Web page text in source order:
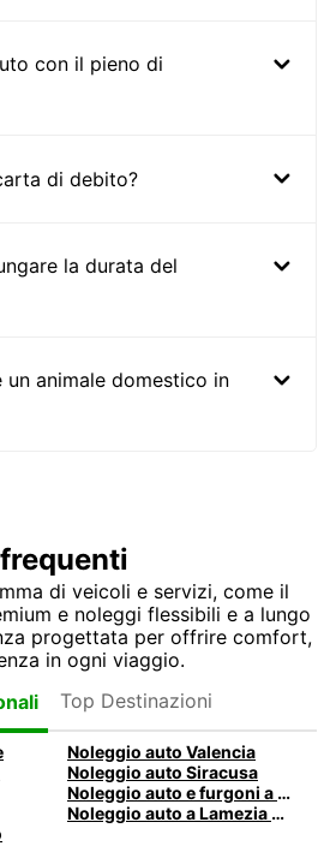
con il pieno di
di debito?
la durata del
animale domestico in
di veicoli e servizi, come il
e noleggi flessibili e a lungo
progettata per offrire comfort,
in ogni viaggio.
Top Destinazioni
Noleggio auto Valencia
Noleggio auto Siracusa
Noleggio auto e furgoni a Pescara
Noleggio auto a Lamezia Terme, Italia